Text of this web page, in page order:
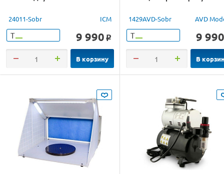
24011-Sobr ICM
Т 9 990 o
В корзину
1429AVD-Sobr AVD
Т 9 990
В